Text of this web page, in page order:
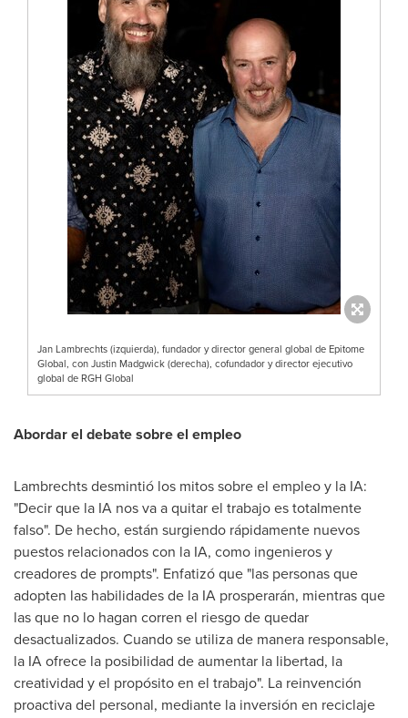
Jan Lambrechts (izquierda), fundador y director general global de Epitome
Global, con Justin Madgwick (derecha), cofundador y director ejecutivo
global de RGH Global
Abordar el debate sobre el empleo
Lambrechts desmintió los mitos sobre el empleo y la IA:
"Decir que la IA nos va a quitar el trabajo es totalmente
falso". De hecho, están surgiendo rápidamente nuevos
puestos relacionados con la IA, como ingenieros y
creadores de prompts". Enfatizó que "las personas que
adopten las habilidades de la IA prosperarán, mientras que
las que no lo hagan corren el riesgo de quedar
desactualizados. Cuando se utiliza de manera responsable,
la IA ofrece la posibilidad de aumentar la libertad, la
creatividad y el propósito en el trabajo". La reinvención
proactiva del personal, mediante la inversión en reciclaje